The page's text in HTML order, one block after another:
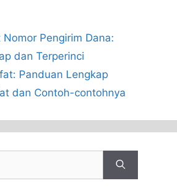
Pengirim Dana:
dan Terperinci
Panduan Lengkap
dan Contoh-contohnya